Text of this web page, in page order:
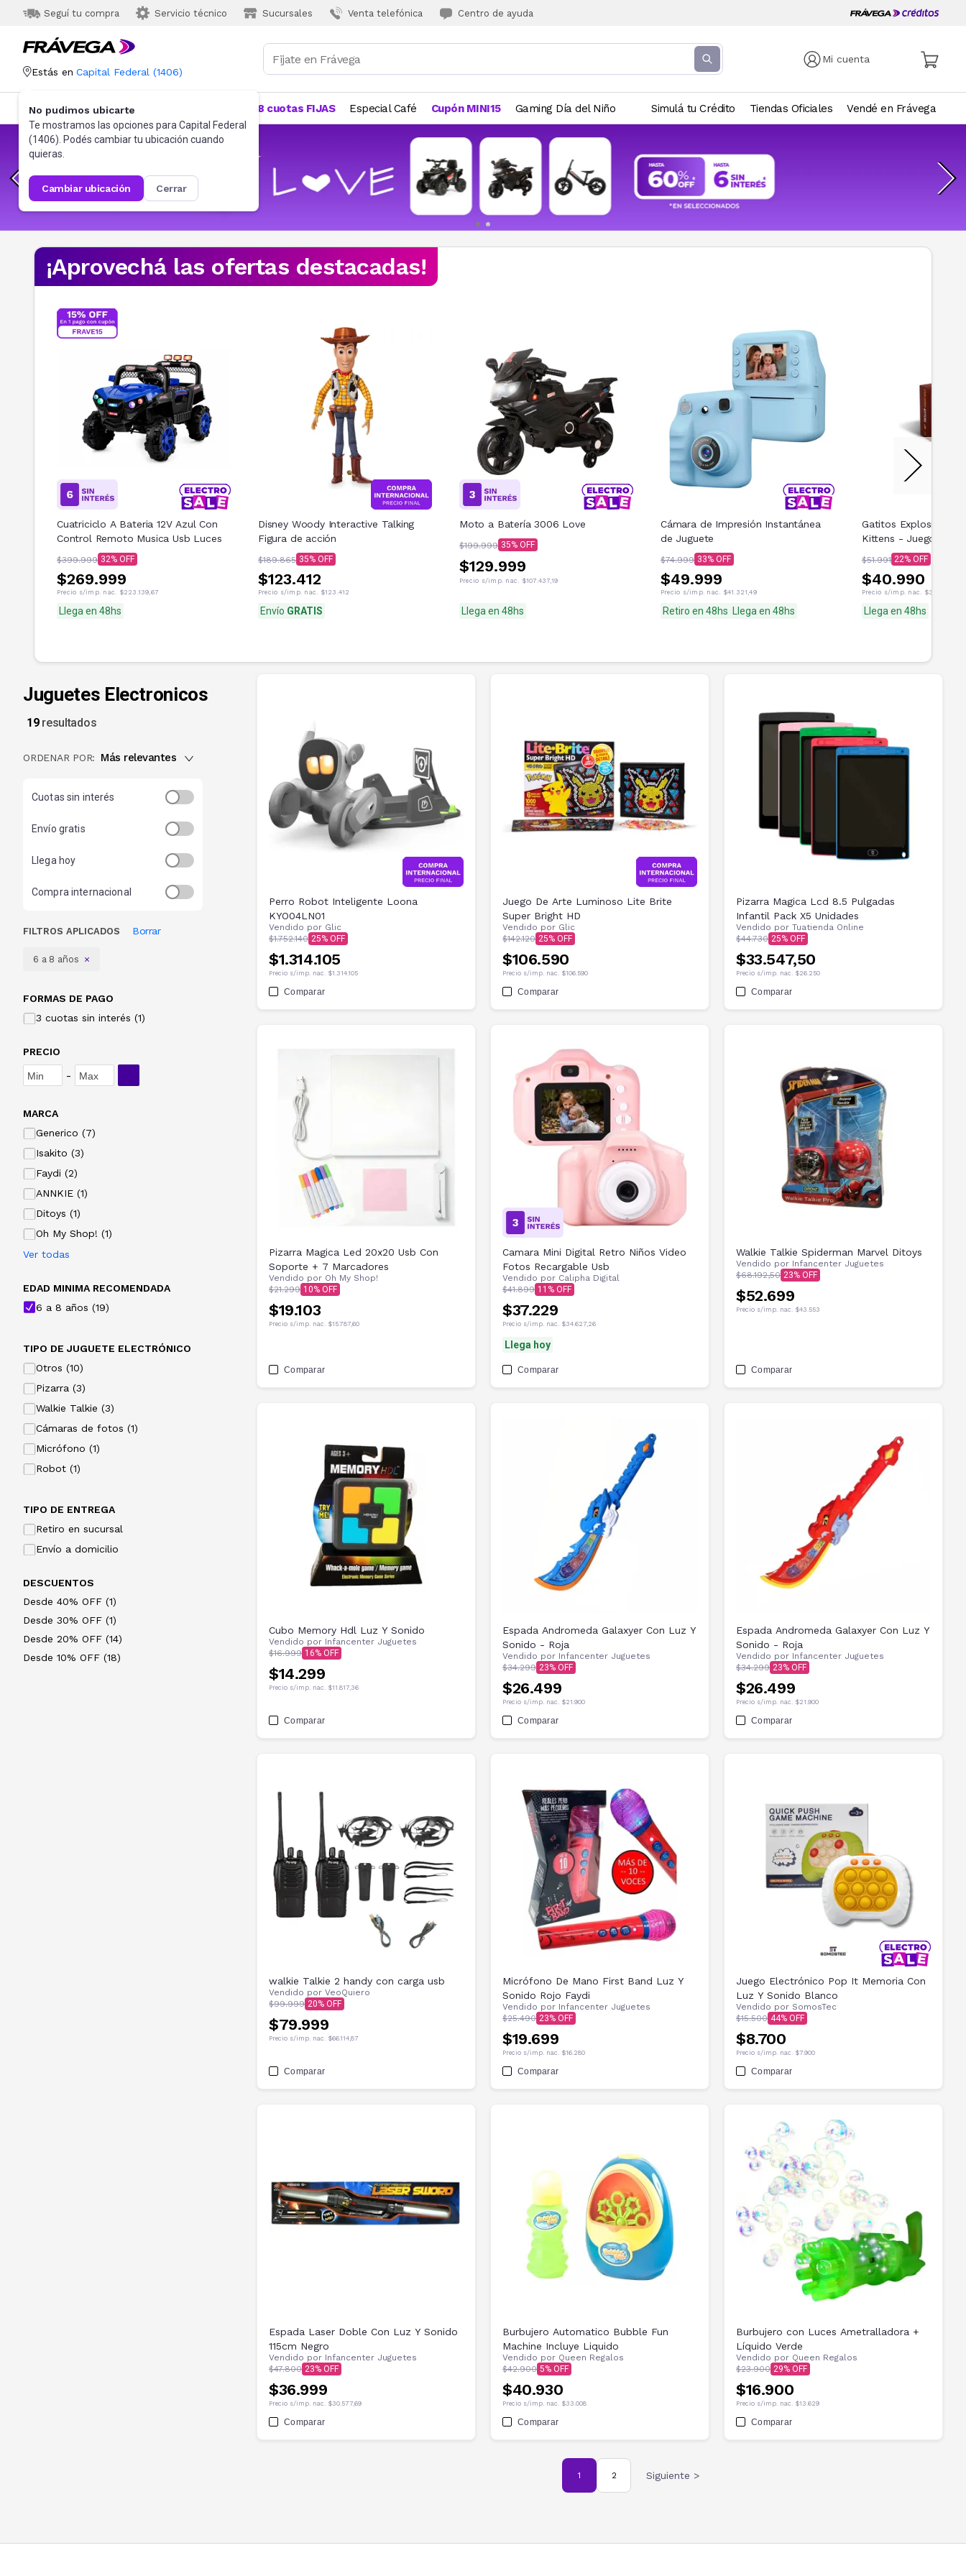
Seguí tu compra Servicio técnico Sucursales Venta telefónica Centro de ayuda
Mi cuenta
Estás en Capital Federal (1406)
No pudimos ubicarte
Te mostramos las opciones para Capital Federal
(1406). Podés cambiar tu ubicación cuando
quieras.
cambiar ubicación cerrar
Categorías Más Vendidos 18 cuotas FIJAS Especial Café Cupón MINI15 Gaming Día del Niño Simulá tu Crédito Tiendas Oficiales Vendé en Frávega
¡Aprovechá las ofertas destacadas!
Cuatriciclo A Bateria 12V Azul Con
Control Remoto Musica Usb Luces
$399.999 32
$269.999
Precio s/imp. nac. $223.139,67
Llega en 48hs
Disney Woody Interactive Talking
Figura de acción
$189.865 35
$123.412
Precio s/imp. nac. $123.412
Envío GRATIS
Moto a Batería 3006 Love
$199.999 35
$129.999
Precio s/imp. nac. $107.437,19
Llega en 48hs
Cámara de Impresión Instantánea
de Juguete
$74.999 33
$49.999
Precio s/imp. nac. $41.321,49
Retiro en 48hs Llega en 48hs
Gatitos Explosivos -
Kittens - Juego De
$51.991 22
$40.990
Precio s/imp. nac. $33.876,03
Llega en 48hs
Juguetes Electronicos
19resultados
ORDENAR POR: Más relevantes
Cuotas sin interés
Envío gratis
Llega hoy
Compra internacional
FILTROS APLICADOS Borrar
6 a 8 años
FORMAS DE PAGO
3 cuotas sin interés (1)
PRECIO
-
MARCA
Generico (7)
Isakito (3)
Faydi (2)
ANNKIE (1)
Ditoys (1)
Oh My Shop! (1)
Ver todas
EDAD MINIMA RECOMENDADA
6 a 8 años (19)
TIPO DE JUGUETE ELECTRÓNICO
Otros (10)
Pizarra (3)
Walkie Talkie (3)
Cámaras de fotos (1)
Micrófono (1)
Robot (1)
TIPO DE ENTREGA
Retiro en sucursal
Envío a domicilio
DESCUENTOS
Desde 40% OFF (1)
Desde 30% OFF (1)
Desde 20% OFF (14)
Desde 10% OFF (18)
Perro Robot Inteligente Loona
KYO04LN01
Vendido por Glic
$1.752.140 25
$1.314.105
Precio s/imp. nac. $1.314.105
Comparar
Juego De Arte Luminoso Lite Brite
Super Bright HD
Vendido por Glic
$142.120 25
$106.590
Precio s/imp. nac. $106.590
Comparar
Pizarra Magica Lcd 8.5 Pulgadas
Infantil Pack X5 Unidades
Vendido por Tuatienda Online
$44.730 25
$33.547,50
Precio s/imp. nac. $26.250
Comparar
Pizarra Magica Led 20x20 Usb Con
Soporte + 7 Marcadores
Vendido por Oh My Shop!
$21.299 10
$19.103
Precio s/imp. nac. $15.787,60
Comparar
Camara Mini Digital Retro Niños Video
Fotos Recargable Usb
Vendido por Calipha Digital
$41.899 11
$37.229
Precio s/imp. nac. $34.627,26
Llega hoy
Comparar
Walkie Talkie Spiderman Marvel Ditoys
Vendido por Infancenter Juguetes
$68.192,50 23
$52.699
Precio s/imp. nac. $43.553
Comparar
Cubo Memory Hdl Luz Y Sonido
Vendido por Infancenter Juguetes
$16.999 16
$14.299
Precio s/imp. nac. $11.817,36
Comparar
Espada Andromeda Galaxyer Con Luz Y
Sonido - Roja
Vendido por Infancenter Juguetes
$34.299 23
$26.499
Precio s/imp. nac. $21.900
Comparar
Espada Andromeda Galaxyer Con Luz Y
Sonido - Roja
Vendido por Infancenter Juguetes
$34.299 23
$26.499
Precio s/imp. nac. $21.900
Comparar
walkie Talkie 2 handy con carga usb
Vendido por VeoQuiero
$99.999 20
$79.999
Precio s/imp. nac. $66.114,87
Comparar
Micrófono De Mano First Band Luz Y
Sonido Rojo Faydi
Vendido por Infancenter Juguetes
$25.490 23
$19.699
Precio s/imp. nac. $16.280
Comparar
Juego Electrónico Pop It Memoria Con
Luz Y Sonido Blanco
Vendido por SomosTec
$15.500 44
$8.700
Precio s/imp. nac. $7.900
Comparar
Espada Laser Doble Con Luz Y Sonido
115cm Negro
Vendido por Infancenter Juguetes
$47.800 23
$36.999
Precio s/imp. nac. $30.577,69
Comparar
Burbujero Automatico Bubble Fun
Machine Incluye Liquido
Vendido por Queen Regalos
$42.900 5
$40.930
Precio s/imp. nac. $33.008
Comparar
Burbujero con Luces Ametralladora +
Líquido Verde
Vendido por Queen Regalos
$23.900 29
$16.900
Precio s/imp. nac. $13.629
Comparar
1 2 Siguiente >